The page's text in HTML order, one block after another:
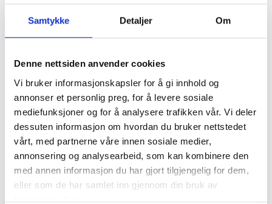
Samtykke Detaljer Om
Denne nettsiden anvender cookies
Vi bruker informasjonskapsler for å gi innhold og
annonser et personlig preg, for å levere sosiale
mediefunksjoner og for å analysere trafikken vår. Vi deler
dessuten informasjon om hvordan du bruker nettstedet
vårt, med partnerne våre innen sosiale medier,
annonsering og analysearbeid, som kan kombinere den
med annen informasjon du har gjort tilgjengelig for dem,
eller som de har samlet inn gjennom din bruk av
Nov 2018
genset, mobbåt etc